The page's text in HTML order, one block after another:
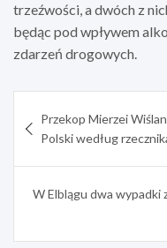
trzeźwości, a dwóch z
będąc pod wpływem
zdarzeń drogowych.
wpisu
Przekop Mierzei
Polski według
W Elblągu dwa wypadki